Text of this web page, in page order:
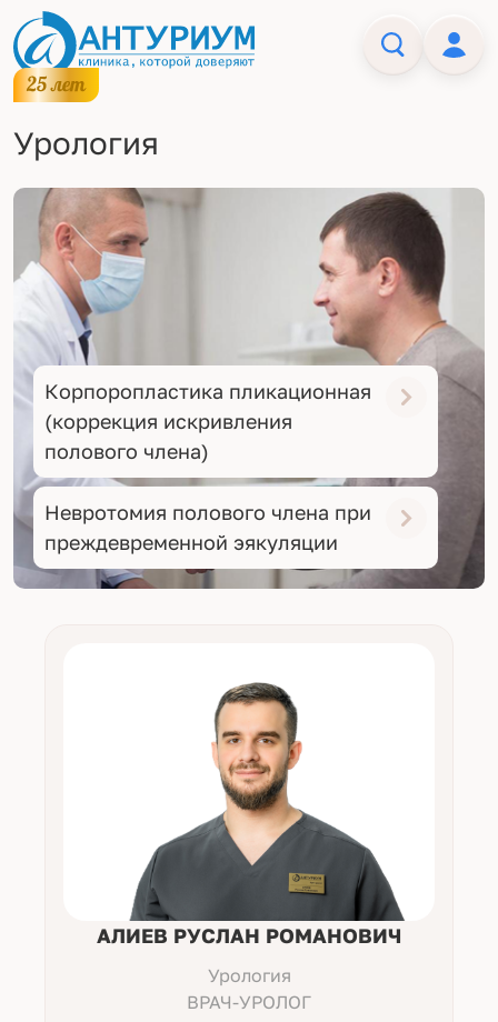
Урология
Корпоропластика пликационная
(коррекция искривления
полового члена)
Невротомия полового члена при
преждевременной эякуляции
АЛИЕВ РУСЛАН РОМАНОВИЧ
Урология
ВРАЧ-УРОЛОГ